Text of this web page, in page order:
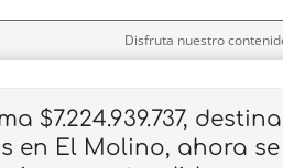
Disfruta nuestro
$7.224.939.737,
en El Molino, ahora